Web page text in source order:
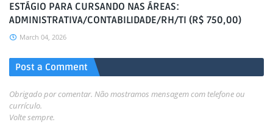
ESTÁGIO PARA CURSANDO NAS ÁREAS:
ADMINISTRATIVA/CONTABILIDADE/RH/TI (R$ 750,00)
March 04, 2026
Post a Comment
Obrigado por comentar. Não mostramos mensagem com telefone ou
currículo.
Volte sempre.